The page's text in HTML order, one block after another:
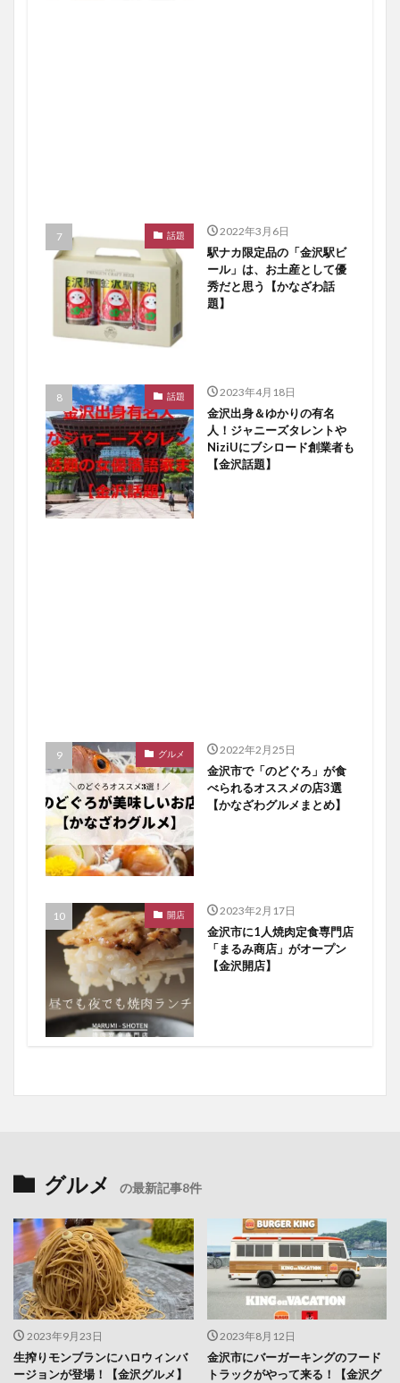
話題 2022年3月6日
駅ナカ限定品の「金沢駅ビ
ール」は、お土産として優
秀だと思う【かなざわ話
題】
話題 2023年4月18日
金沢出身＆ゆかりの有名
人！ジャニーズタレントや
NiziUにブシロード創業者も
【金沢話題】
グルメ 2022年2月25日
金沢市で「のどぐろ」が食
べられるオススメの店3選
【かなざわグルメまとめ】
開店 2023年2月17日
金沢市に1人焼肉定食専門店
「まるみ商店」がオープン
【金沢開店】
グルメ の最新記事8件
2023年9月23日
生搾りモンブランにハロウィンバ
ージョンが登場！【金沢グルメ】
2023年8月12日
金沢市にバーガーキングのフード
トラックがやって来る！【金沢グ